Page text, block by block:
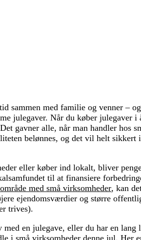
sammen med familie og venner –
julegaver. Når du køber julegaver
gavner alle, når man handler hos
belønnes, og det vil helt
eller køber ind lokalt, bliver
til at finansiere
med små virksomheder, kan
ejendomsværdier og større
trives).
en julegave, eller du har en